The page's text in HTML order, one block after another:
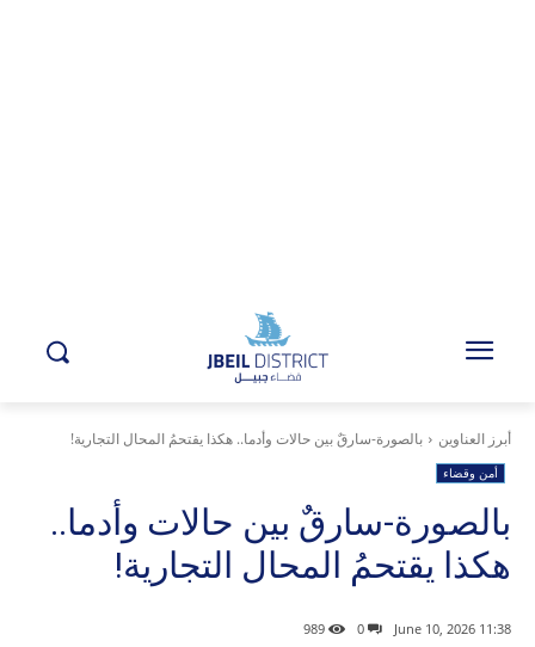
أبرز العناوين بالصورة-سارقٌ بين حالات وأدما.. هكذا يقتحمُ المحال التجارية!
أمن وقضاء
بالصورة-سارقٌ بين حالات وأدما..
هكذا يقتحمُ المحال التجارية!
11:38 2026 ,June 10
0
989